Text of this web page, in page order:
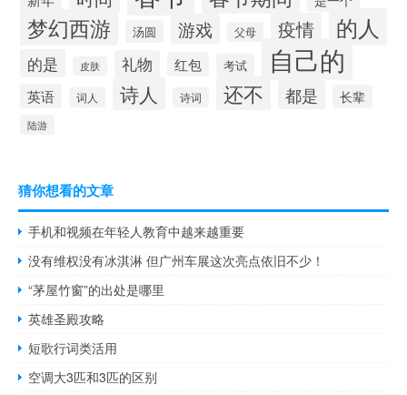
梦幻西游 汤圆 游戏 父母 疫情 的人
的是 皮肤 礼物 红包 考试 自己的
英语 词人 诗人 诗词 还不 都是 长辈
陆游
猜你想看的文章
手机和视频在年轻人教育中越来越重要
没有维权没有冰淇淋 但广州车展这次亮点依旧不少！
“茅屋竹窗”的出处是哪里
英雄圣殿攻略
短歌行词类活用
空调大3匹和3匹的区别